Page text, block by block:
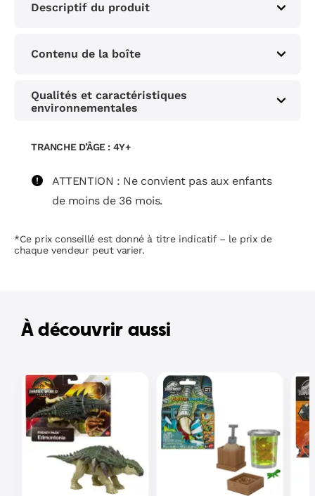
Descriptif du produit
Contenu de la boîte
Qualités et caractéristiques
environnementales
TRANCHE D’ÂGE : 4Y+
ATTENTION : Ne convient pas aux enfants
de moins de 36 mois.
*Ce prix conseillé est donné à titre indicatif – le prix de
chaque vendeur peut varier.
À découvrir aussi